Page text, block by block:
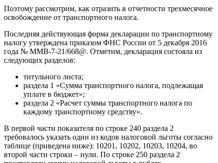
Поэтому рассмотрим, как отразить в отчетности трехмесячное
освобождение от транспортного налога.
Последняя действующая форма декларации по транспортному
налогу утверждена приказом ФНС России от 5 декабря 2016
года № ММВ-7-21/668@. Отметим, декларация состояла из
следующих разделов:
титульного листа;
раздела 1 «Сумма транспортного налога, подлежащая
уплате в бюджет»;
раздела 2 «Расчет суммы транспортного налога по
каждому транспортному средству».
В первой части показателя по строке 240 раздела 2
требовалось указать один из кодов налоговой льготы согласно
таблице (приведена ниже): 10201, 10202, 10203, 10204, во
второй части строки – нули. По строке 250 раздела 2